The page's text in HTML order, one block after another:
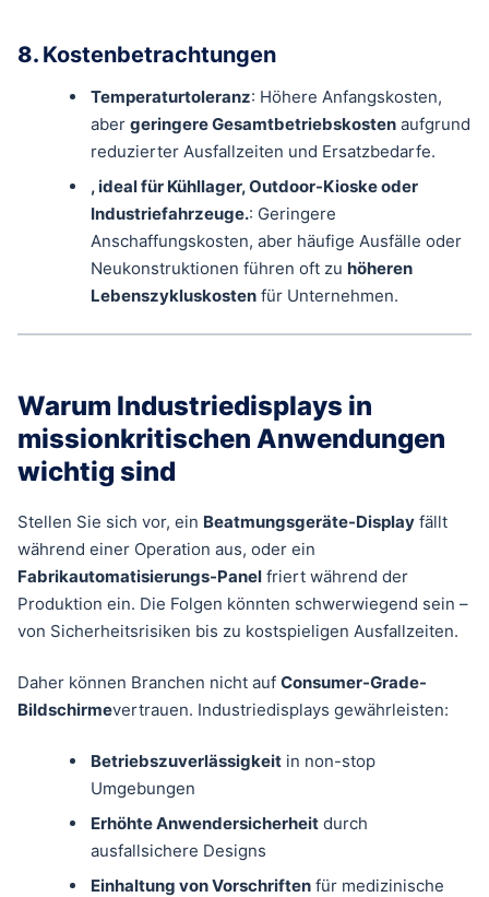
8. Kostenbetrachtungen
Temperaturtoleranz: Höhere Anfangskosten,
abergeringere Gesamtbetriebskosten aufgrund
reduzierter Ausfallzeiten und Ersatzbedarfe.
, ideal für Kühllager, Outdoor-Kioske oder
Industriefahrzeuge.: Geringere
Anschaffungskosten, aber häufige Ausfälle oder
Neukonstruktionen führen oft zuhöheren
Lebenszykluskosten für Unternehmen.
Warum Industriedisplays in
missionkritischen Anwendungen
wichtig sind
Stellen Sie sich vor, ein Beatmungsgeräte-Display fällt
während einer Operation aus, oder ein
Fabrikautomatisierungs-Panel friert während der
Produktion ein. Die Folgen könnten schwerwiegend sein –
von Sicherheitsrisiken bis zu kostspieligen Ausfallzeiten.
Daher können Branchen nicht auf Consumer-Grade-
Bildschirmevertrauen. Industriedisplays gewährleisten:
Betriebszuverlässigkeit in non-stop
Umgebungen
Erhöhte Anwendersicherheit durch
ausfallsichere Designs
Einhaltung von Vorschriften für medizinische